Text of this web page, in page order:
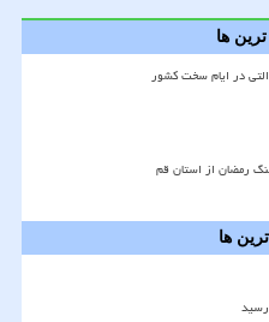
ترین ها
در ایام سخت کشور
رمضان از استان قم
ها